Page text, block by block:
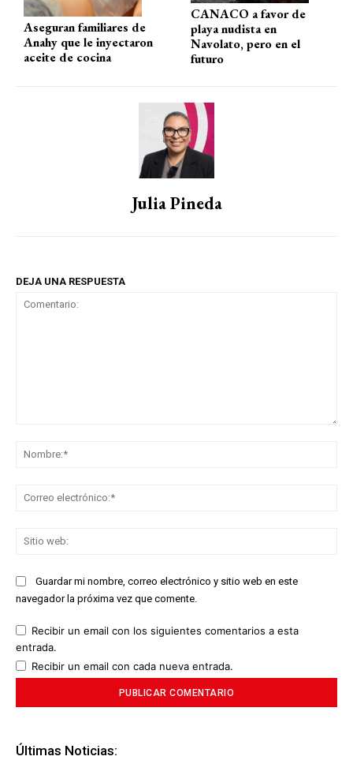
Aseguran familiares de
Anahy que le inyectaron
aceite de cocina
CANACO a favor de
playa nudista en
Navolato, pero en el
futuro
Julia Pineda
DEJA UNA RESPUESTA
Guardar mi nombre, correo electrónico y sitio web en este
navegador la próxima vez que comente.
Recibir un email con los siguientes comentarios a esta
entrada.
Recibir un email con cada nueva entrada.
Últimas Noticias: